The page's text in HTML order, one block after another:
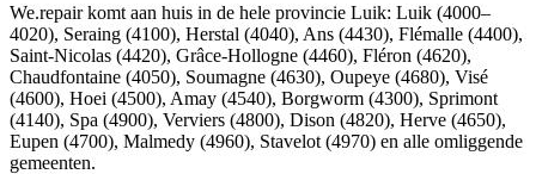
We.repair komt aan huis in de hele provincie Luik: Luik (4000–
4020), Seraing (4100), Herstal (4040), Ans (4430), Flémalle (4400),
Saint-Nicolas (4420), Grâce-Hollogne (4460), Fléron (4620),
Chaudfontaine (4050), Soumagne (4630), Oupeye (4680), Visé
(4600), Hoei (4500), Amay (4540), Borgworm (4300), Sprimont
(4140), Spa (4900), Verviers (4800), Dison (4820), Herve (4650),
Eupen (4700), Malmedy (4960), Stavelot (4970) en alle omliggende
gemeenten.